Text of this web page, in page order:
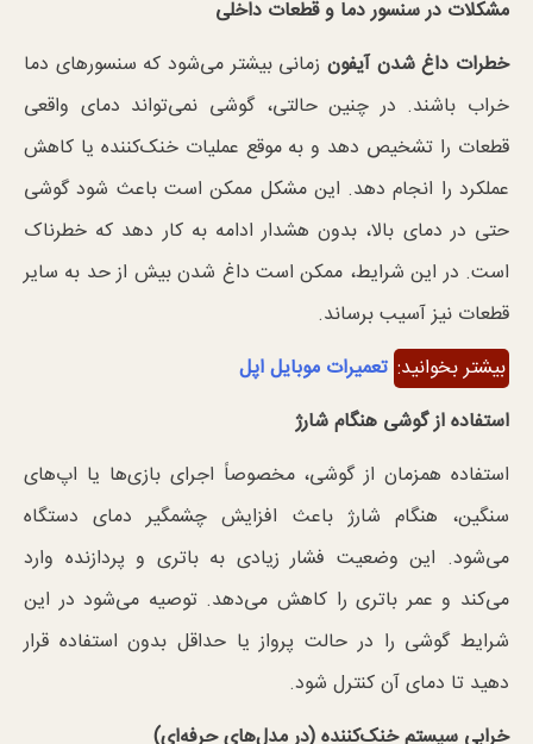
مشکلات در سنسور دما و قطعات داخلی
خطرات داغ شدن آیفون زمانی بیشتر می‌شود که سنسورهای دما
خراب باشند. در چنین حالتی، گوشی نمی‌تواند دمای واقعی
قطعات را تشخیص دهد و به موقع عملیات خنک‌کننده یا کاهش
عملکرد را انجام دهد. این مشکل ممکن است باعث شود گوشی
حتی در دمای بالا، بدون هشدار ادامه به کار دهد که خطرناک
است. در این شرایط، ممکن است داغ شدن بیش از حد به سایر
قطعات نیز آسیب برساند.
بیشتر بخوانید: تعمیرات موبایل اپل
استفاده از گوشی هنگام شارژ
استفاده همزمان از گوشی، مخصوصاً اجرای بازی‌ها یا اپ‌های
سنگین، هنگام شارژ باعث افزایش چشمگیر دمای دستگاه
می‌شود. این وضعیت فشار زیادی به باتری و پردازنده وارد
می‌کند و عمر باتری را کاهش می‌دهد. توصیه می‌شود در این
شرایط گوشی را در حالت پرواز یا حداقل بدون استفاده قرار
دهید تا دمای آن کنترل شود.
خرابی سیستم خنک‌کننده (در مدل‌های حرفه‌ای)